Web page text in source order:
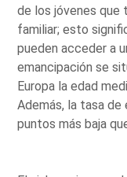
de los jóvenes que
familiar; esto
pueden acceder a
emancipación se
Europa la edad
Además, la tasa de
puntos más baja